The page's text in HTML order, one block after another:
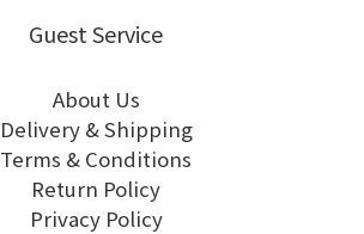
Guest Service
About Us
Delivery & Shipping
Terms & Conditions
Return Policy
Privacy Policy